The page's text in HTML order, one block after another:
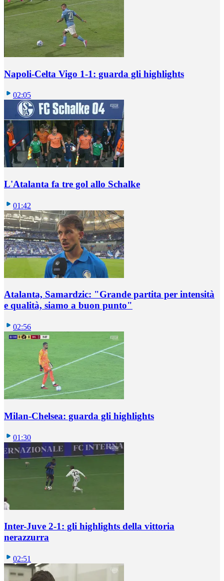
Napoli-Celta Vigo 1-1: guarda gli highlights
02:05
L'Atalanta fa tre gol allo Schalke
01:42
Atalanta, Samardzic: "Grande partita per intensità
e qualità, siamo a buon punto"
02:56
Milan-Chelsea: guarda gli highlights
01:30
Inter-Juve 2-1: gli highlights della vittoria
nerazzurra
02:51